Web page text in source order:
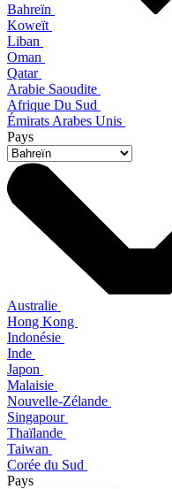
Bahreïn
Koweït
Liban
Oman
Qatar
Arabie Saoudite
Afrique Du Sud
Émirats Arabes Unis
Pays
Australie
Hong Kong
Indonésie
Inde
Japon
Malaisie
Nouvelle-Zélande
Singapour
Thaïlande
Taiwan
Corée du Sud
Pays